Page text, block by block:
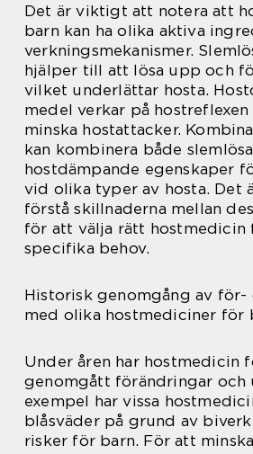
Det är viktigt att notera att
barn kan ha olika aktiva
verkningsmekanismer.
hjälper till att lösa upp och
vilket underlättar hosta.
medel verkar på
minska hostattacker.
kan kombinera både
hostdämpande egenskaper
vid olika typer av hosta. Det
förstå skillnaderna mellan
för att välja rätt hostmedicin
specifika behov.
Historisk genomgång av för-
med olika hostmediciner för
Under åren har hostmedicin
genomgått förändringar och
exempel har vissa
blåsväder på grund av
risker för barn. För att